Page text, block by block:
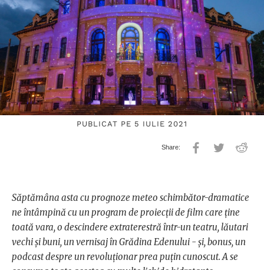
PUBLICAT PE 5 IULIE 2021
Săptămâna asta cu prognoze meteo schimbător-dramatice
ne întâmpină cu un program de proiecții de film care ține
toată vara, o descindere extraterestră într-un teatru, lăutari
vechi și buni, un vernisaj în Grădina Edenului - și, bonus, un
podcast despre un revoluționar prea puțin cunoscut. A se